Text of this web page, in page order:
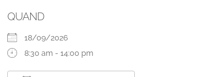
QUAND
18/09/2026
8:30 am - 14:00 pm